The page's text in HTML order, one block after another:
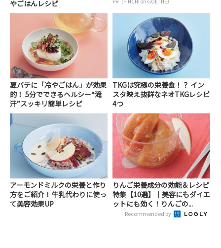
やごはんレシピ
夏バテに「冷やごはん」が効果
的！ 5分でできるヘルシー“滝
汗”スッキリ簡単レシピ
TKGは究極の栄養食！？ イン
スタ映え抜群なネオTKGレシピ
4つ
アーモンドミルクの栄養と作り
方をご紹介！牛乳代わりに使っ
て美容効果UP
りんご栄養成分の効能＆レシピ
特集【10選】│美容にもダイエ
ットにも効く！りんごの...
Recommended by